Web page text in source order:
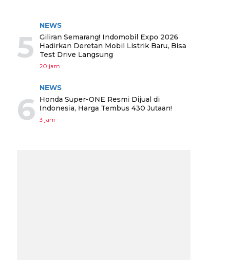
5
NEWS
Giliran Semarang! Indomobil Expo 2026
Hadirkan Deretan Mobil Listrik Baru, Bisa
Test Drive Langsung
20 jam
6
NEWS
Honda Super-ONE Resmi Dijual di
Indonesia, Harga Tembus 430 Jutaan!
3 jam